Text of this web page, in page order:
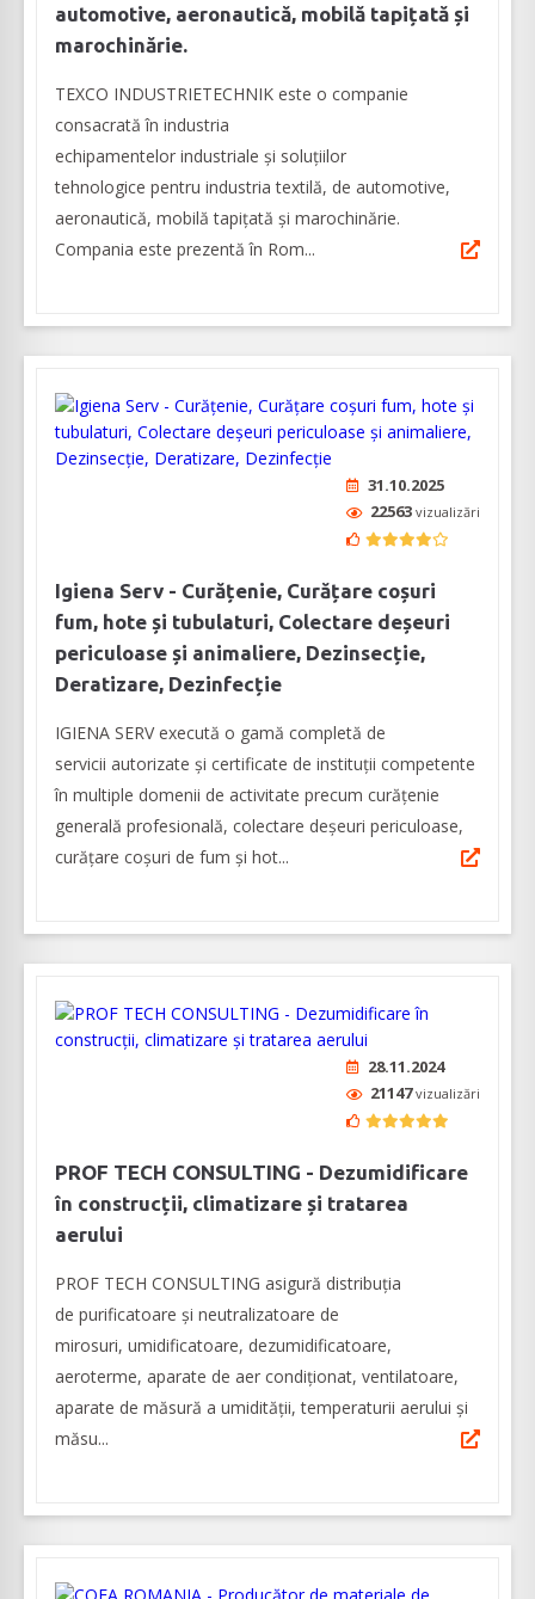
automotive, aeronautică, mobilă tapițată și
marochinărie.
TEXCO INDUSTRIETECHNIK este o companie
consacrată în industria
echipamentelor industriale și soluțiilor
tehnologice pentru industria textilă, de automotive,
aeronautică, mobilă tapițată și marochinărie.
Compania este prezentă în Rom...
31.10.2025
22563 vizualizări
Igiena Serv - Curățenie, Curățare coșuri
fum, hote și tubulaturi, Colectare deșeuri
periculoase și animaliere, Dezinsecție,
Deratizare, Dezinfecție
IGIENA SERV execută o gamă completă de
servicii autorizate și certificate de instituții competente
în multiple domenii de activitate precum curățenie
generală profesională, colectare deșeuri periculoase,
curățare coșuri de fum și hot...
28.11.2024
21147vizualizări
PROF TECH CONSULTING - Dezumidificare
în construcții, climatizare și tratarea
aerului
PROF TECH CONSULTING asigură distribuția
de purificatoare şi neutralizatoare de
mirosuri, umidificatoare, dezumidificatoare,
aeroterme, aparate de aer condiționat, ventilatoare,
aparate de măsură a umidităţii, temperaturii aerului şi
măsu...